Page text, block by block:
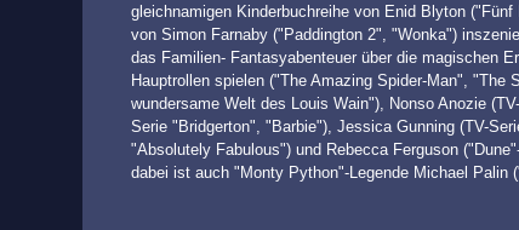
gleichnamigen Kinderbuchreihe von Enid Blyton
von Simon Farnaby ("Paddington 2", "Wonka")
das Familien- Fantasyabenteuer über die magischen
Hauptrollen spielen ("The Amazing Spider-Man", "The
wundersame Welt des Louis Wain"), Nonso Anozie
Serie "Bridgerton", "Barbie"), Jessica Gunning (TV-
"Absolutely Fabulous") und Rebecca Ferguson
dabei ist auch "Monty Python"-Legende Michael Palin